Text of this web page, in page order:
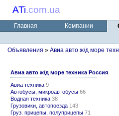
ATi.com.ua
Главная Компании
Объявления » Авиа авто ж/д море
Авиа авто ж/д море техника Россия
Авиа техника 9
Автобусы, микроавтобусы 66
Водная техника 38
Грузовики, автопоезда 143
Груз. прицепы, полуприцепы 71